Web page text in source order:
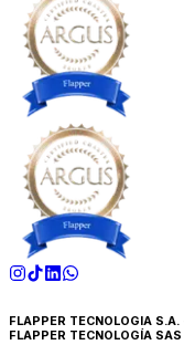
FLAPPER TECNOLOGIA
FLAPPER TECNOLOGÍA